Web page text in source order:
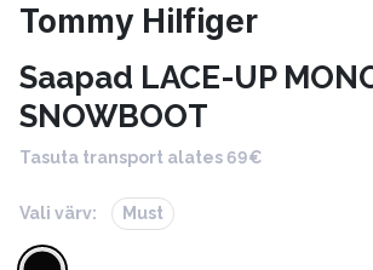
Tommy Hilfiger
Saapad LACE-UP
SNOWBOOT
Tasuta transport alates 69€
Vali värv: Must